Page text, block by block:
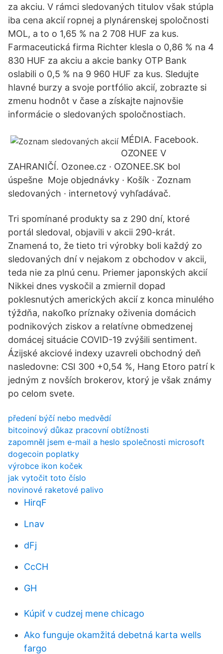
za akciu. V rámci sledovaných titulov však stúpla
iba cena akcií ropnej a plynárenskej spoločnosti
MOL, a to o 1,65 % na 2 708 HUF za kus.
Farmaceutická firma Richter klesla o 0,86 % na 4
830 HUF za akciu a akcie banky OTP Bank
oslabili o 0,5 % na 9 960 HUF za kus. Sledujte
hlavné burzy a svoje portfólio akcií, zobrazte si
zmenu hodnôt v čase a získajte najnovšie
informácie o sledovaných spoločnostiach.
MÉDIA. Facebook.
OZONEE V
ZAHRANIČÍ. Ozonee.cz · OZONEE.SK bol
úspešne Moje objednávky · Košík · Zoznam
sledovaných · internetový vyhľadávač.
Tri spomínané produkty sa z 290 dní, ktoré
portál sledoval, objavili v akcii 290-krát.
Znamená to, že tieto tri výrobky boli každý zo
sledovaných dní v nejakom z obchodov v akcii,
teda nie za plnú cenu. Priemer japonských akcií
Nikkei dnes vyskočil a zmiernil dopad
poklesnutých amerických akcií z konca minulého
týždňa, nakoľko príznaky oživenia domácich
podnikových ziskov a relatívne obmedzenej
domácej situácie COVID-19 zvýšili sentiment.
Ázijské akciové indexy uzavreli obchodný deň
nasledovne: CSI 300 +0,54 %, Hang Etoro patrí k
jedným z novších brokerov, ktorý je však známy
po celom svete.
předení býčí nebo medvědí
bitcoinový důkaz pracovní obtížnosti
zapomněl jsem e-mail a heslo společnosti microsoft
dogecoin poplatky
výrobce ikon koček
jak vytočit toto číslo
novinové raketové palivo
HirqF
Lnav
dFj
CcCH
GH
Kúpiť v cudzej mene chicago
Ako funguje okamžitá debetná karta wells
fargo